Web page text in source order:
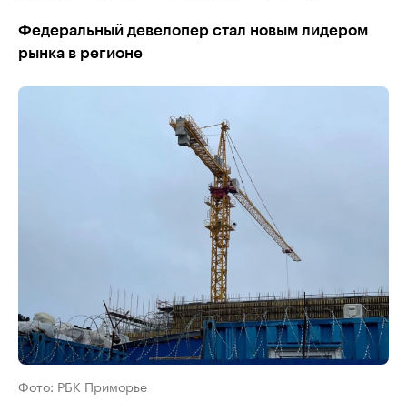
Федеральный девелопер стал новым лидером
рынка в регионе
Фото: РБК Приморье